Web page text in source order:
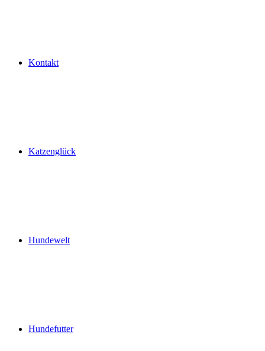
Kontakt
Katzenglück
Hundewelt
Hundefutter